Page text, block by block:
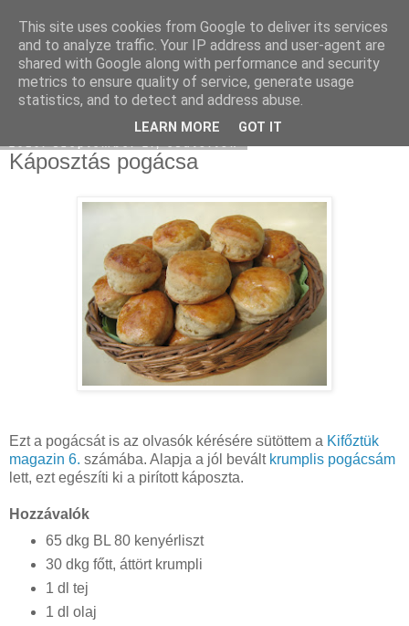
Moha Konyha
Káposztás pogácsa
Ezt a pogácsát is az olvasók kérésére sütöttem a Kifőztük
magazin 6. számába. Alapja a jól bevált krumplis pogácsám
lett, ezt egészíti ki a pirított káposzta.
Hozzávalók
65 dkg BL 80 kenyérliszt
30 dkg főtt, áttört krumpli
1 dl tej
1 dl olaj
This site uses cookies from Google to deliver its services
and to analyze traffic. Your IP address and user-agent are
shared with Google along with performance and security
metrics to ensure quality of service, generate usage
statistics, and to detect and address abuse.
LEARN MORE GOT IT